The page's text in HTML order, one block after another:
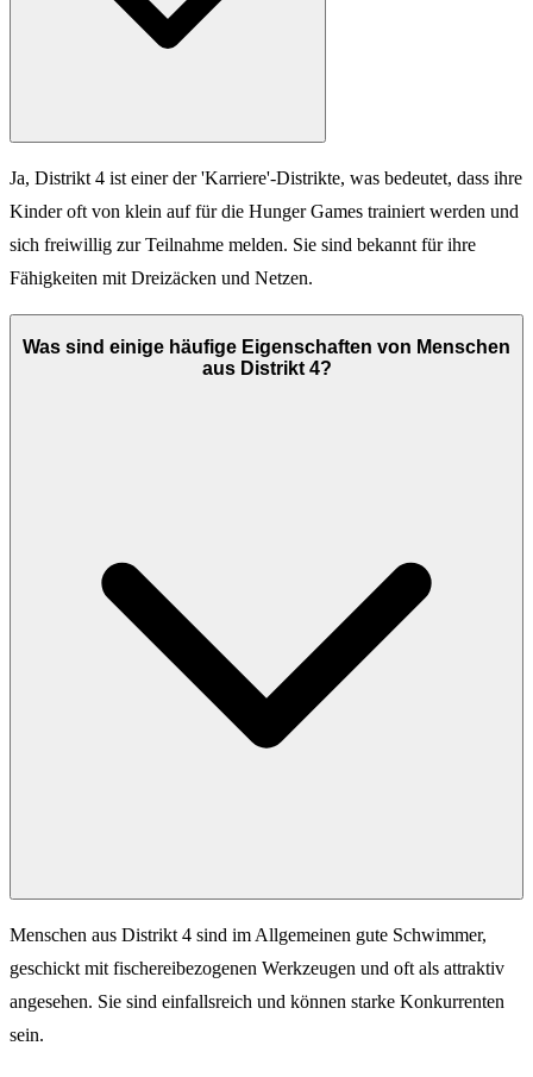
Ja, Distrikt 4 ist einer der 'Karriere'-Distrikte, was bedeutet, dass ihre
Kinder oft von klein auf für die Hunger Games trainiert werden und
sich freiwillig zur Teilnahme melden. Sie sind bekannt für ihre
Fähigkeiten mit Dreizäcken und Netzen.
Was sind einige häufige Eigenschaften von Menschen
aus Distrikt 4?
Menschen aus Distrikt 4 sind im Allgemeinen gute Schwimmer,
geschickt mit fischereibezogenen Werkzeugen und oft als attraktiv
angesehen. Sie sind einfallsreich und können starke Konkurrenten
sein.